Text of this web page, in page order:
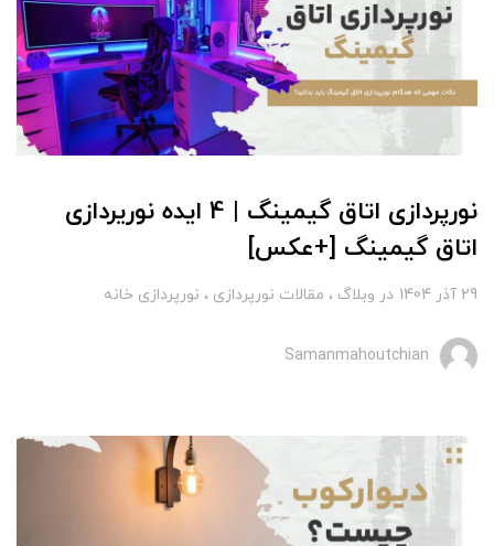
نورپردازی اتاق گیمینگ | 4 ايده نوريردازى
اتاق گیمینگ [+عکس]
29 آذر 1404 در وبلاگ مقالات نورپردازی نورپردازی خانه
Samanmahoutchian